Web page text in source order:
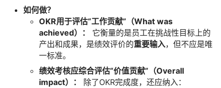
如何做？
OKR用于评估“工作贡献”（What was
achieved）：
它衡量的是员工在挑战性目标上的
产出和成果，是绩效评价的重要输入，但不应是唯
一标准。
绩效考核应综合评估“价值贡献”（Overall
impact）：
除了OKR完成度，还应纳入：